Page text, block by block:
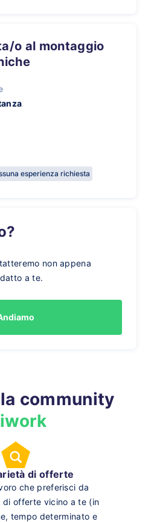
esperienza richiesta
non appena
a te.
community
di offerte
che preferisci da
di offerte vicino a te (in
tempo determinato e